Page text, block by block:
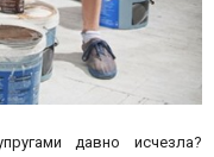
давно исчезла?